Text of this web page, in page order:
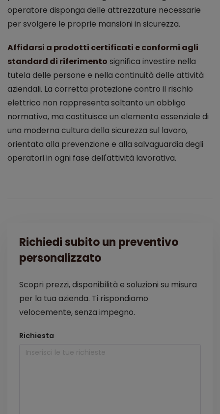
operatore disponga delle attrezzature necessarie
per svolgere le proprie mansioni in sicurezza.
Affidarsi a prodotti certificati e conformi agli
standard di riferimento significa investire nella
tutela delle persone e nella continuità delle attività
aziendali. La corretta protezione contro il rischio
elettrico non rappresenta soltanto un obbligo
normativo, ma costituisce un elemento essenziale di
una moderna cultura della sicurezza sul lavoro,
orientata alla prevenzione e alla salvaguardia degli
operatori in ogni fase dell'attività lavorativa.
Richiedi subito un preventivo
personalizzato
Scopri prezzi, disponibilità e soluzioni su misura
per la tua azienda. Ti rispondiamo
velocemente, senza impegno.
Richiesta